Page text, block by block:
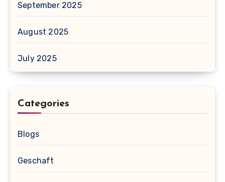
September 2025
August 2025
July 2025
Categories
Blogs
Geschaft